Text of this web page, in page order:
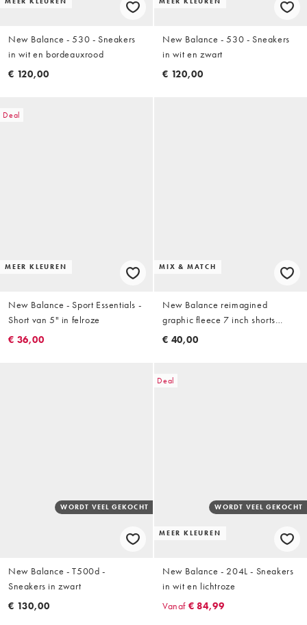
New Balance - 530 - Sneakers
in wit en bordeauxrood
€ 120,00
New Balance - 530 - Sneakers
in wit en zwart
€ 120,00
Deal
MEER KLEUREN
New Balance - Sport Essentials -
Short van 5" in felroze
€ 36,00
MIX & MATCH
New Balance reimagined
graphic fleece 7 inch shorts
zwart
€ 40,00
WORDT VEEL GEKOCHT
New Balance - T500d -
Sneakers in zwart
€ 130,00
Deal
MEER KLEUREN
WORDT VEEL GEKOCHT
New Balance - 204L - Sneakers
in wit en lichtroze
Vanaf € 84,99